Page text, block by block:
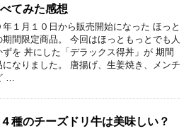
てみた感想
年１月１０日から販売開始になった ほっと
期間限定商品。 今回はほっともっとでも人
ずを 丼にした「デラックス得丼」が 期間
になりました。 唐揚げ、生姜焼き、メンチ
…
種のチーズドリ牛は美味しい？